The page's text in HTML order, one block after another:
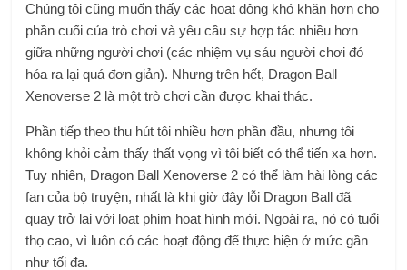
Chúng tôi cũng muốn thấy các hoạt động khó khăn hơn cho
phần cuối của trò chơi và yêu cầu sự hợp tác nhiều hơn
giữa những người chơi (các nhiệm vụ sáu người chơi đó
hóa ra lại quá đơn giản). Nhưng trên hết, Dragon Ball
Xenoverse 2 là một trò chơi cần được khai thác.
Phần tiếp theo thu hút tôi nhiều hơn phần đầu, nhưng tôi
không khỏi cảm thấy thất vọng vì tôi biết có thể tiến xa hơn.
Tuy nhiên, Dragon Ball Xenoverse 2 có thể làm hài lòng các
fan của bộ truyện, nhất là khi giờ đây lỗi Dragon Ball đã
quay trở lại với loạt phim hoạt hình mới. Ngoài ra, nó có tuổi
thọ cao, vì luôn có các hoạt động để thực hiện ở mức gần
như tối đa.